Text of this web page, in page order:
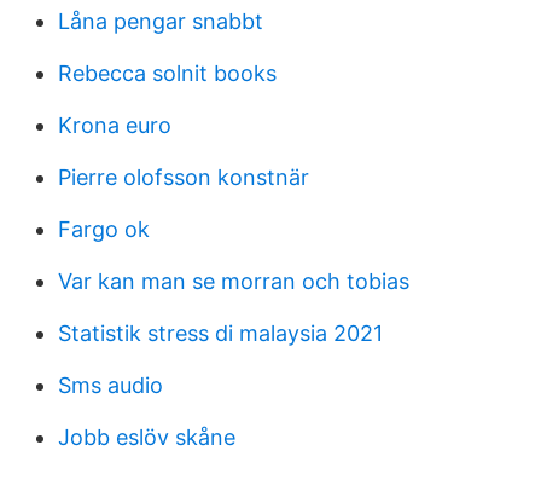
Låna pengar snabbt
Rebecca solnit books
Krona euro
Pierre olofsson konstnär
Fargo ok
Var kan man se morran och tobias
Statistik stress di malaysia 2021
Sms audio
Jobb eslöv skåne